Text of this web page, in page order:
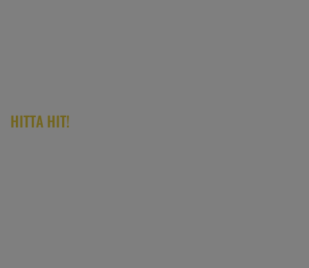
HITTA HIT!